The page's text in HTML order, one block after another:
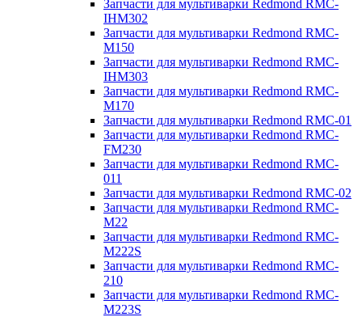
Запчасти для мультиварки Redmond RMC-
IHM302
Запчасти для мультиварки Redmond RMC-
M150
Запчасти для мультиварки Redmond RMC-
IHM303
Запчасти для мультиварки Redmond RMC-
M170
Запчасти для мультиварки Redmond RMC-01
Запчасти для мультиварки Redmond RMC-
FM230
Запчасти для мультиварки Redmond RMC-
011
Запчасти для мультиварки Redmond RMC-02
Запчасти для мультиварки Redmond RMC-
M22
Запчасти для мультиварки Redmond RMC-
M222S
Запчасти для мультиварки Redmond RMC-
210
Запчасти для мультиварки Redmond RMC-
M223S